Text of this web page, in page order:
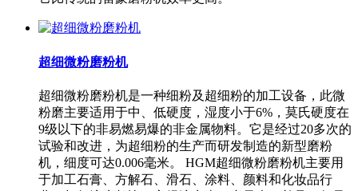
超细微粉磨粉机
超细微粉磨粉机是一种细粉及超细粉的加工设备，此微
粉磨主要适用于中、低硬度，湿度小于6%，莫氏硬度在
9级以下的非易燃易爆的非金属物料。它是经过20多次的
试验和改进，为超细粉的生产而研发制造的新型磨粉
机，细度可达0.006毫米。 HGM超细微粉磨粉机主要用
于加工石膏、方解石、滑石、涂料、颜料和化妆品行